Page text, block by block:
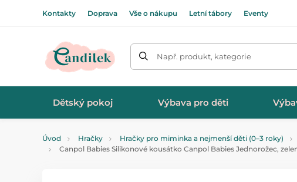
Kontakty Doprava Vše o nákupu Letní tábory Eventy
Např. produkt, kategorie
Dětský pokoj Výbava pro děti
Úvod Hračky Hračky pro miminka a nejmenší děti (0–3 roky)
Canpol Babies Silikonové kousátko Canpol Babies Jednorožec,